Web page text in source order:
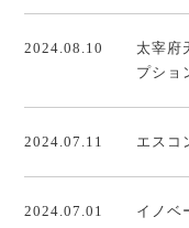
2024.08.10
太宰
プショ
2024.07.11 エスコ
2024.07.01 イノベ